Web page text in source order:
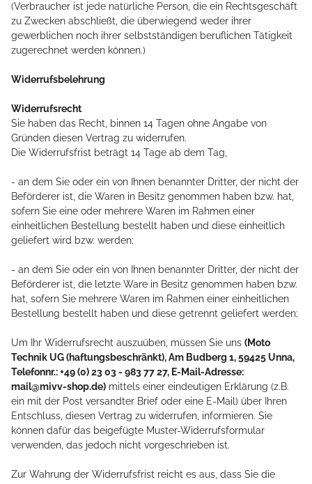
(Verbraucher ist jede natürliche Person, die ein Rechtsgeschäft
zu Zwecken abschließt, die überwiegend weder ihrer
gewerblichen noch ihrer selbstständigen beruflichen Tätigkeit
zugerechnet werden können.)
Widerrufsbelehrung
Widerrufsrecht
Sie haben das Recht, binnen 14 Tagen ohne Angabe von
Gründen diesen Vertrag zu widerrufen.
Die Widerrufsfrist beträgt 14 Tage ab dem Tag,
- an dem Sie oder ein von Ihnen benannter Dritter, der nicht der
Beförderer ist, die Waren in Besitz genommen haben bzw. hat,
sofern Sie eine oder mehrere Waren im Rahmen einer
einheitlichen Bestellung bestellt haben und diese einheitlich
geliefert wird bzw. werden;
- an dem Sie oder ein von Ihnen benannter Dritter, der nicht der
Beförderer ist, die letzte Ware in Besitz genommen haben bzw.
hat, sofern Sie mehrere Waren im Rahmen einer einheitlichen
Bestellung bestellt haben und diese getrennt geliefert werden;
Um Ihr Widerrufsrecht auszuüben, müssen Sie uns (Moto
Technik UG (haftungsbeschränkt), Am Budberg 1, 59425 Unna,
Telefonnr.: +49 (0) 23 03 - 983 77 27, E-Mail-Adresse:
mail@mivv-shop.de) mittels einer eindeutigen Erklärung (z.B.
ein mit der Post versandter Brief oder eine E-Mail) über Ihren
Entschluss, diesen Vertrag zu widerrufen, informieren. Sie
können dafür das beigefügte Muster-Widerrufsformular
verwenden, das jedoch nicht vorgeschrieben ist.
Zur Wahrung der Widerrufsfrist reicht es aus, dass Sie die